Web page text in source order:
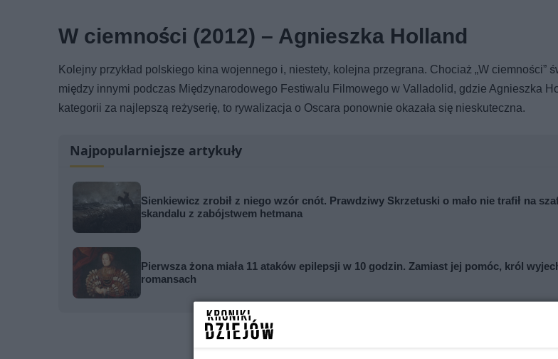
W ciemności (2012) – Agnieszka Holland
Kolejny przykład polskiego kina wojennego i, niestety, kolejna przegrana. Chociaż „W ciemności”
między innymi podczas Międzynarodowego Festiwalu Filmowego w Valladolid, gdzie Agnieszka
kategorii za najlepszą reżyserię, to rywalizacja o Oscara ponownie okazała się nieskuteczna.
Najpopularniejsze artykuły
Sienkiewicz zrobił z niego wzór cnót. Prawdziwy Skrzetuski o mało nie trafił na
skandalu z zabójstwem hetmana
Pierwsza żona miała 11 ataków epilepsji w 10 godzin. Zamiast jej pomóc, król
romansach